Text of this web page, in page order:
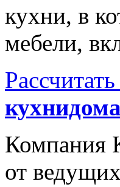
кухни, в
мебели,
Компания
от